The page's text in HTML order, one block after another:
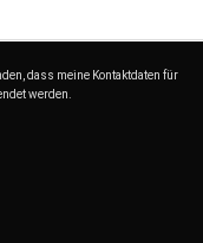
dass meine Kontaktdaten für
werden.